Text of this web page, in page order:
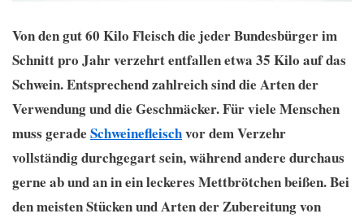
Von den gut 60 Kilo Fleisch die jeder Bundesbürger im
Schnitt pro Jahr verzehrt entfallen etwa 35 Kilo auf das
Schwein. Entsprechend zahlreich sind die Arten der
Verwendung und die Geschmäcker. Für viele Menschen
muss gerade Schweinefleischvor dem Verzehr
vollständig durchgegart sein, während andere durchaus
gerne ab und an in ein leckeres Mettbrötchen beißen. Bei
den meisten Stücken und Arten der Zubereitung von